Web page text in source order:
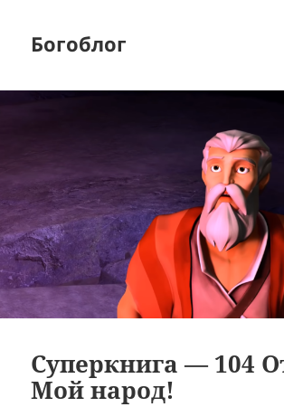
Богоблог
Суперкнига — 104
Мой народ!